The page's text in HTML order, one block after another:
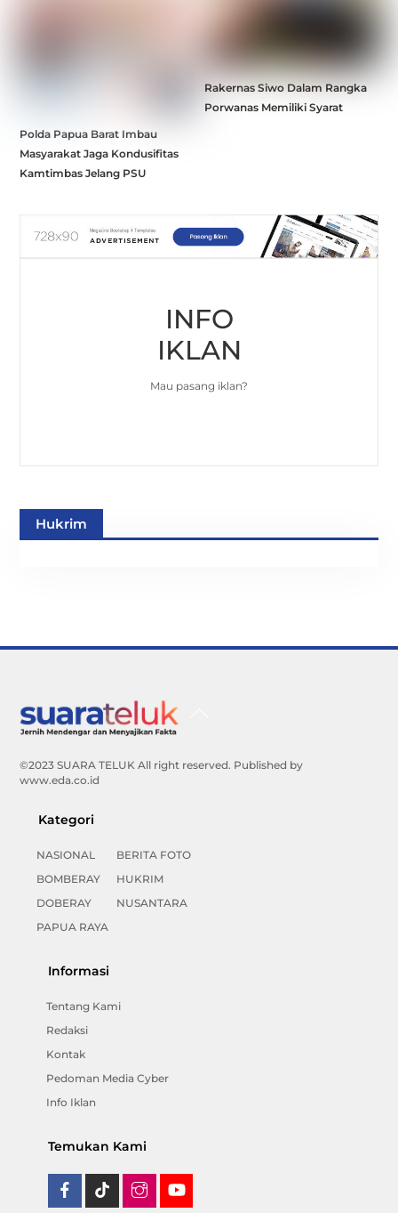
Polda Papua Barat Imbau
Masyarakat Jaga Kondusifitas
Kamtimbas Jelang PSU
Rakernas Siwo Dalam Rangka
Porwanas Memiliki Syarat
INFO
IKLAN
Mau pasang iklan?
Hukrim
©2023 SUARA TELUK All right reserved. Published by
www.eda.co.id
Kategori
NASIONAL
BOMBERAY
DOBERAY
PAPUA RAYA
BERITA FOTO
HUKRIM
NUSANTARA
Informasi
Tentang Kami
Redaksi
Kontak
Pedoman Media Cyber
Info Iklan
Temukan Kami